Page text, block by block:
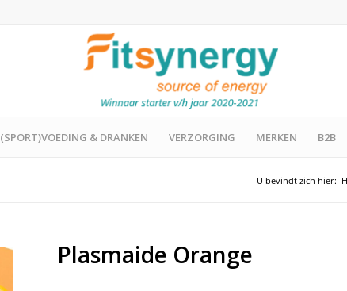
(SPORT)VOEDING & DRANKEN VERZORGING MERKEN B2B
U bevindt zich hier:
Plasmaide Orange